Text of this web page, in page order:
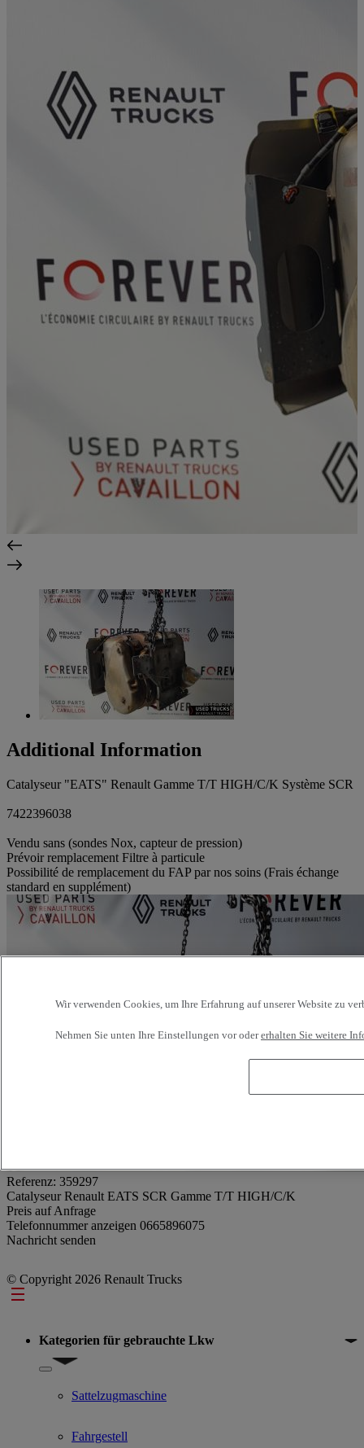
Additional Information
Catalyseur "EATS" Renault Gamme T/T HIGH/C/K Système SCR
7422396038
Vendu sans (sondes Nox, capteur de pression)
Prévoir remplacement Filtre à particule
Possibilité de remplacement du FAP par nos soins (Frais échange
standard en supplément)
Referenz: 359297
Catalyseur Renault EATS SCR Gamme T/T HIGH/C/K
Preis auf Anfrage
Telefonnummer anzeigen 0665896075
Nachricht senden
© Copyright 2026 Renault Trucks
Footer
Kategorien für gebrauchte Lkw
Show submenu for Kategorien für gebrauchte Lkw
Sattelzugmaschine
Fahrgestell
Wir verwenden Cookies, um Ihre Erfahrung auf unserer Website zu
Nehmen Sie unten Ihre Einstellungen vor odererhalten Sie weitere